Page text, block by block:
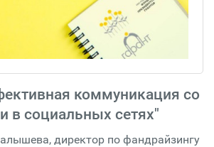
коммуникация со
в социальных сетях"
директор по фандрайзингу